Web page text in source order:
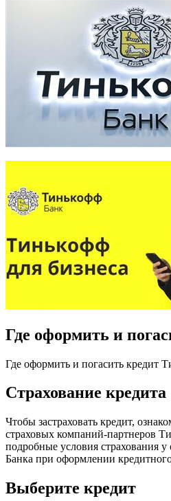
Где оформить и
Где оформить и погасить кредит
Страхование кредита
Чтобы застраховать кредит,
страховых компаний-партнеров
подробные условия страхования
Банка при оформлении
Выберите кредит